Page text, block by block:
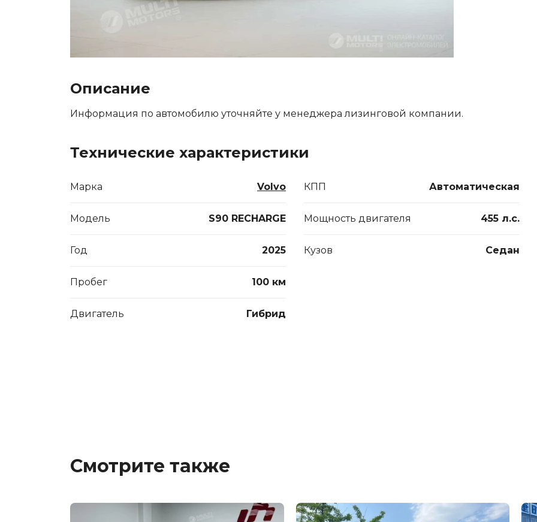
Описание
Информация по автомобилю уточняйте у менеджера лизинговой компании.
Технические характеристики
Марка Volvo
Модель S90 RECHARGE
Год 2025
Пробег 100 км
Двигатель Гибрид
КПП Автоматическая
Мощность двигателя 455 л.с.
Кузов Седан
Смотрите также